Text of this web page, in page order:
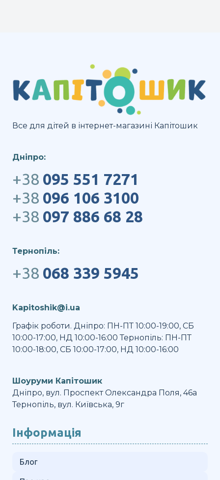
Все для дітей в інтернет-магазині Капітошик
Дніпро:
+38 095 551 7271
+38 096 106 3100
+38 097 886 68 28
Тернопіль:
+38 068 339 5945
Kapitoshik@i.ua
Графік роботи. Дніпро: ПН-ПТ 10:00-19:00, СБ
10:00-17:00, НД 10:00-16:00 Тернопіль: ПН-ПТ
10:00-18:00, СБ 10:00-17:00, НД 10:00-16:00
Шоуруми Капітошик
Дніпро, вул. Проспект Олександра Поля, 46а
Тернопіль, вул. Київська, 9г
Інформація
Блог